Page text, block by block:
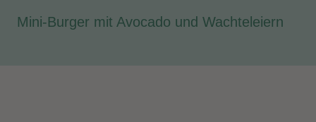
Mini-Burger mit Avocado und Wachteleiern